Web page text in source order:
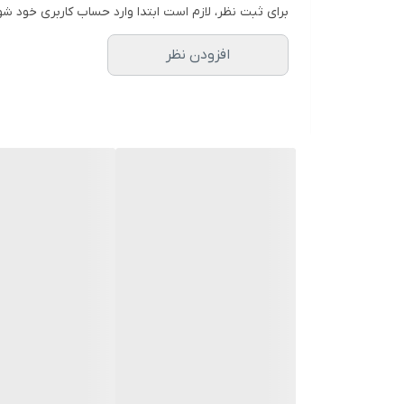
برای ثبت نظر، لازم است ابتدا وارد حساب کاربری خود
افزودن نظر